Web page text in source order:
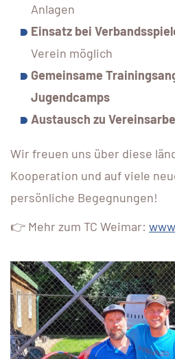
Anlagen
Einsatz bei
Verein möglich
Gemeinsame
Jugendcamps
Austausch zu
Wir freuen uns über diese
Kooperation und auf viele
persönliche Begegnungen!
👉 Mehr zum TC Weimar: